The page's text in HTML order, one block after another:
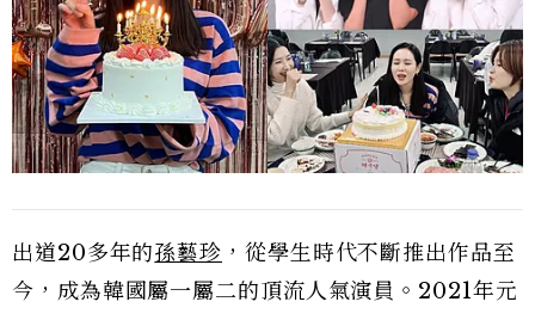
出道20多年的孫藝珍 ，從學生時代不斷推出作品至
今，成為韓國屬一屬二的頂流人氣演員。2021年元